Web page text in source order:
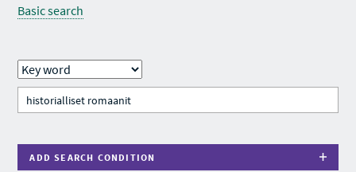
Basic search
ADD SEARCH CONDITION